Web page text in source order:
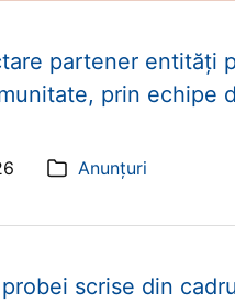
partener entităţi
prin echipe
Categorii
Anunțuri
scrise din